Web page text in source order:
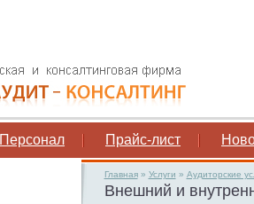
Персонал Прайс-лист
Главная » Услуги » Аудиторские
Внешний и